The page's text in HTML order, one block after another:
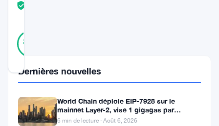
89
nombre
croissant
Dernières nouvelles
World Chain déploie EIP-7928 sur le
mainnet Layer-2, vise 1 gigagas par
seconde
6 min de lecture · Août 6, 2026